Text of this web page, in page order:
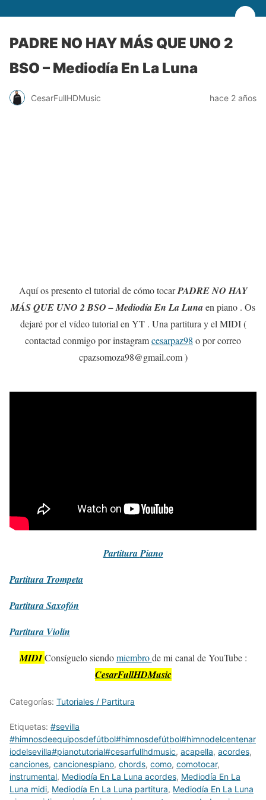
PADRE NO HAY MÁS QUE UNO 2
BSO – Mediodía En La Luna
CesarFullHDMusic hace 2 años
Aquí os presento el tutorial de cómo tocarPADRE NO HAY
MÁS QUE UNO 2 BSO – Mediodía En La Lunaen piano . Os
dejaré por el vídeo tutorial en YT . Una partitura y el MIDI (
contactad conmigo por instagramcesarpaz98 o por correo
cpazsomoza98@gmail.com )
PartituraPiano
Partitura Trompeta
PartituraSaxofón
Partitura Violín
MIDI Consíguelo siendomiembrode mi canal de YouTube :
CesarFullHDMusic
Categorías: Tutoriales / Partitura
Etiquetas: #sevilla
#himnosdeequiposdefútbol#himnosdefútbol#himnodelcentenar
iodelsevilla#pianotutorial#cesarfullhdmusic, acapella, acordes,
canciones, cancionespiano, chords, como, comotocar,
instrumental, Mediodía En La Luna acordes, Mediodía En La
Luna midi, Mediodía En La Luna partitura, Mediodía En La Luna